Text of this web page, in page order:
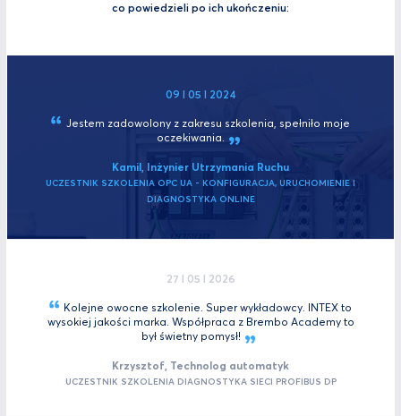
co powiedzieli po ich ukończeniu:
09 I 05 I 2024
Jestem zadowolony z zakresu szkolenia, spełniło moje
oczekiwania.
Kamil, Inżynier Utrzymania Ruchu
UCZESTNIK SZKOLENIA OPC UA - KONFIGURACJA, URUCHOMIENIE I
DIAGNOSTYKA ONLINE
27 I 05 I 2026
Kolejne owocne szkolenie. Super wykładowcy. INTEX to
wysokiej jakości marka. Współpraca z Brembo Academy to
był świetny pomysł!
Krzysztof, Technolog automatyk
UCZESTNIK SZKOLENIA DIAGNOSTYKA SIECI PROFIBUS DP